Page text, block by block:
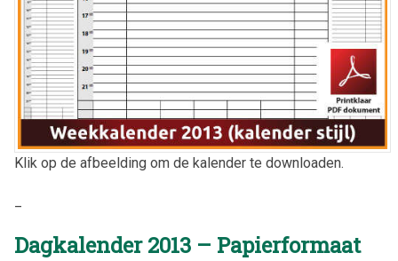
Klik op de afbeelding om de kalender te downloaden.
Dagkalender 2013 – Papierformaat